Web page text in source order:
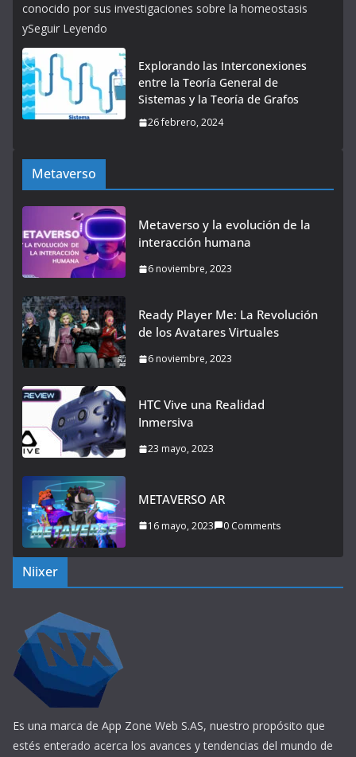
conocido por sus investigaciones sobre la homeostasis
ySeguir Leyendo
Explorando las Interconexiones
entre la Teoría General de
Sistemas y la Teoría de Grafos
26 febrero, 2024
Metaverso
Metaverso y la evolución de la
interacción humana
6 noviembre, 2023
Ready Player Me: La Revolución
de los Avatares Virtuales
6 noviembre, 2023
HTC Vive una Realidad
Inmersiva
23 mayo, 2023
METAVERSO AR
16 mayo, 2023 0 Comments
Niixer
Es una marca de App Zone Web S.AS, nuestro propósito que
estés enterado acerca los avances y tendencias del mundo de